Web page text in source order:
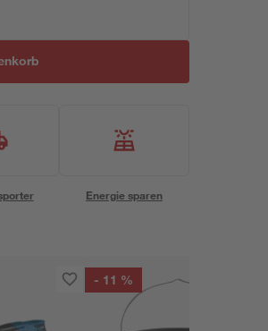
Energie sparen
- 11 %